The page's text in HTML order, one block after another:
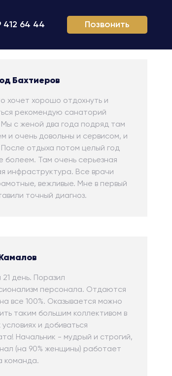
412 64 44 Позвонить
Бахтиеров
хочет хорошо отдохнуть и
рекомендую санаторий
с женой два года подряд там
и очень довольны и сервисом, и
отдыха потом целый год
болеем. Там очень серьезная
инфраструктура. Все врачи
вежливые. Мне в первый
точный диагноз.
день. Поразил
персонала. Отдаются
все 100%. Оказывается можно
таким большим коллективом в
и добиваться
Начальник - мудрый и строгий,
(на 90% женщины) работает
команда.